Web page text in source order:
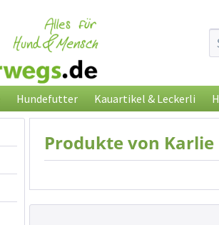
Hundefutter Kauartikel & Leckerli
Produkte von Karlie